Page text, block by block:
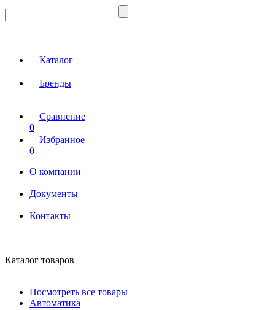
Каталог
Бренды
Сравнение
0
Избранное
0
О компании
Документы
Контакты
Каталог товаров
Посмотреть все товары
Автоматика